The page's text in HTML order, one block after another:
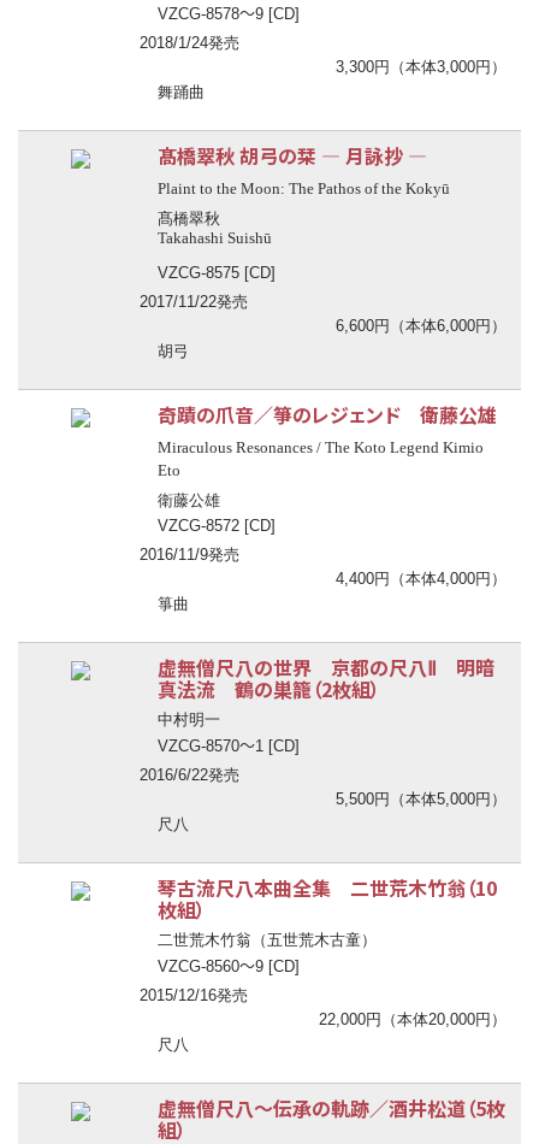
VZCG-8578〜9 [CD]
2018/1/24発売
3,300円（本体3,000円）
舞踊曲
髙橋翠秋 胡弓の栞 ― 月詠抄 ―
Plaint to the Moon: The Pathos of the Kokyū
髙橋翠秋
Takahashi Suishū
VZCG-8575 [CD]
2017/11/22発売
6,600円（本体6,000円）
胡弓
奇蹟の爪音／箏のレジェンド 衛藤公雄
Miraculous Resonances / The Koto Legend Kimio
Eto
衛藤公雄
VZCG-8572 [CD]
2016/11/9発売
4,400円（本体4,000円）
箏曲
虚無僧尺八の世界 京都の尺八Ⅱ 明暗
真法流 鶴の巣籠（2枚組）
中村明一
VZCG-8570〜1 [CD]
2016/6/22発売
5,500円（本体5,000円）
尺八
琴古流尺八本曲全集 二世荒木竹翁（10
枚組）
二世荒木竹翁（五世荒木古童）
VZCG-8560〜9 [CD]
2015/12/16発売
22,000円（本体20,000円）
尺八
虚無僧尺八〜伝承の軌跡／酒井松道（5枚
組）